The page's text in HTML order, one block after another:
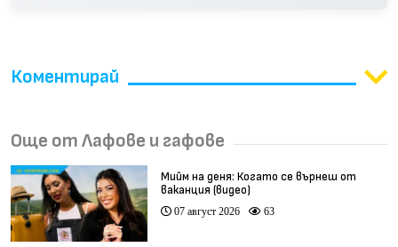
Коментирай
Още от Лафове и гафове
Мийм на деня: Когато се върнеш от
ваканция (видео)
07 август 2026 63